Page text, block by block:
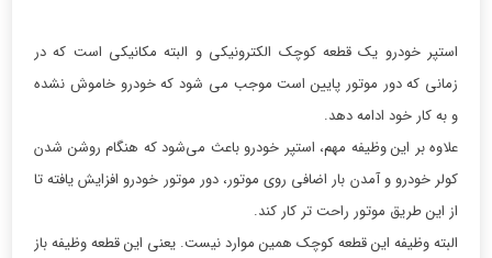
استپر خودرو یک قطعه کوچک الکترونیکی و البته مکانیکی است که در
زمانی که دور موتور پایین است موجب می شود که خودرو خاموش نشده
و به کار خود ادامه دهد.
علاوه بر این وظیفه مهم، استپر خودرو باعث می‌شود که هنگام روشن شدن
کولر خودرو و آمدن بار اضافی روی موتور، دور موتور خودرو افزایش یافته تا
از این طریق موتور راحت تر کار کند.
البته وظیفه این قطعه کوچک همین موارد نیست. یعنی این قطعه وظیفه باز